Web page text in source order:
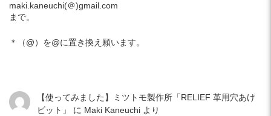
maki.kaneuchi(＠)gmail.com
まで。
＊（@）を@に置き換え願います。
【使ってみました】ミツトモ製作所「RELIEF 革用穴あけ
ビット」
に Maki Kaneuchiより